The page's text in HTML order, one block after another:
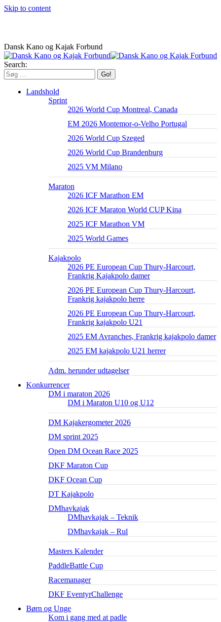
Skip to content
Dansk Kano og Kajak Forbund
Search:
Landshold
Sprint
2026 World Cup Montreal, Canada
EM 2026 Montemor-o-Velho Portugal
2026 World Cup Szeged
2026 World Cup Brandenburg
2025 VM Milano
Maraton
2026 ICF Marathon EM
2026 ICF Maraton World CUP Kina
2025 ICF Marathon VM
2025 World Games
Kajakpolo
2026 PE European Cup Thury-Harcourt,
Frankrig Kajakpolo damer
2026 PE European Cup Thury-Harcourt,
Frankrig kajakpolo herre
2026 PE European Cup Thury-Harcourt,
Frankrig kajakpolo U21
2025 EM Avranches, Frankrig kajakpolo damer
2025 EM kajakpolo U21 herrer
Adm. herunder udtagelser
Konkurrencer
DM i maraton 2026
DM i Maraton U10 og U12
DM Kajakergometer 2026
DM sprint 2025
Open DM Ocean Race 2025
DKF Maraton Cup
DKF Ocean Cup
DT Kajakpolo
DMhavkajak
DMhavkajak – Teknik
DMhavkajak – Rul
Masters Kalender
PaddleBattle Cup
Racemanager
DKF EventyrChallenge
Børn og Unge
Kom i gang med at padle